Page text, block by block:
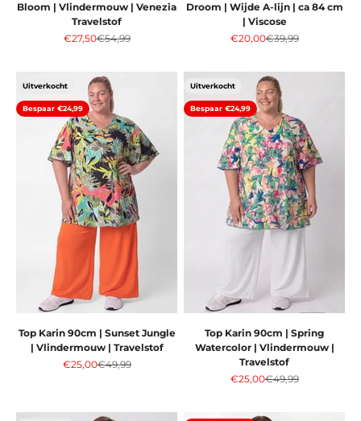
Bloom | Vlindermouw | Venezia
Travelstof
Aanbiedingsprijs
€27,50Normale prijs
€54,99
Droom | Wijde A-lijn | ca 84 cm
| Viscose
Aanbiedingsprijs
€20,00Normale prijs
€39,99
Uitverkocht
Bespaar €24,99
Top Karin 90cm | Sunset Jungle
| Vlindermouw | Travelstof
Aanbiedingsprijs
€25,00Normale prijs
€49,99
Uitverkocht
Bespaar €24,99
Top Karin 90cm | Spring
Watercolor | Vlindermouw |
Travelstof
Aanbiedingsprijs
€25,00Normale prijs
€49,99